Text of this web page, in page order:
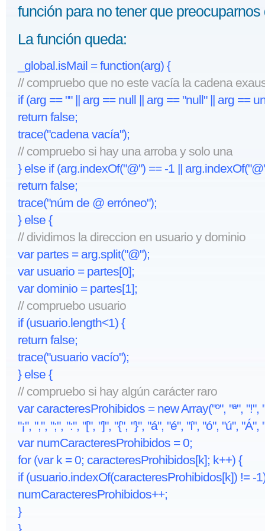
función para no tener que
La función queda:
_global.isMail = function(arg) {
// compruebo que no este vacía la cadena
if (arg == "" || arg == null || arg == "null" || arg ==
return false;
trace("cadena vacía");
// compruebo si hay una arroba y solo una
} else if (arg.indexOf("@") == -1 ||
return false;
trace("núm de @ erróneo");
} else {
// dividimos la direccion en usuario y dominio
var partes = arg.split("@");
var usuario = partes[0];
var dominio = partes[1];
// compruebo usuario
if (usuario.length<1) {
return false;
trace("usuario vacío");
} else {
// compruebo si hay algún carácter raro
var caracteresProhibidos = new Array("º", "ª", "!",
"¡", ",", ";", ":", "[", "]", "{", "}", "á", "é", "í", "ó", "ú", "Á",
var numCaracteresProhibidos = 0;
for (var k = 0; caracteresProhibidos[k]; k++) {
if (usuario.indexOf(caracteresProhibidos[k]) != -
numCaracteresProhibidos++;
}
}